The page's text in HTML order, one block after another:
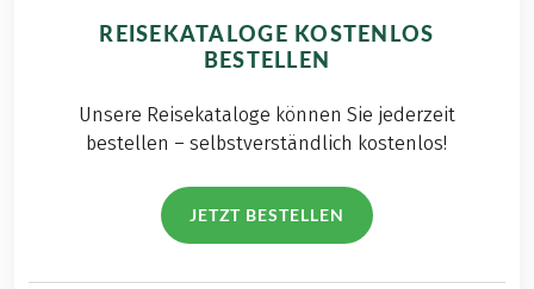
REISEKATALOGE KOSTENLOS
BESTELLEN
Unsere Reisekataloge können Sie jederzeit
bestellen – selbstverständlich kostenlos!
JETZT BESTELLEN